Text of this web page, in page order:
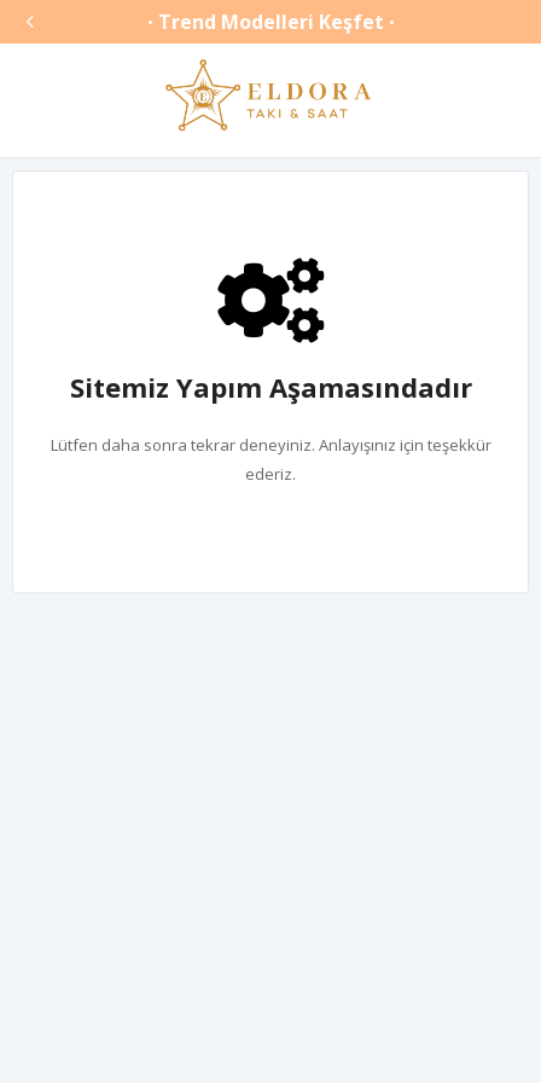
 • Trend Modelleri Keşfet •
Sitemiz Yapım Aşamasındadır
Lütfen daha sonra tekrar deneyiniz. Anlayışınız için teşekkür
ederiz.